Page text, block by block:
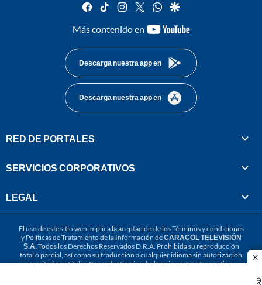
facebook
tiktok instagram
twitterwhatsapp
google
Más contenido en
youtube-
Descarga nuestra app en
Descarga nuestra app en
RED DE PORTALES
SERVICIOS CORPORATIVOS
LEGAL
El uso de este sitio web implica la aceptación de losTérminos y condiciones
y Políticas de Tratamiento de la Información deCARACOL TELEVISIÓN
S.A.Todos los Derechos Reservados D.R.A. Prohibida su reproducción
total o parcial, así como su traducción a cualquier idioma sin autorización
escrita de su titular. Reproduction in whole or in part, or translation